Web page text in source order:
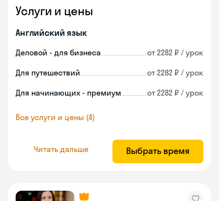
Услуги и цены
Английский язык
Деловой - для бизнеса от 2282 ₽ / урок
Для путешествий от 2282 ₽ / урок
Для начинающих - премиум от 2282 ₽ / урок
Все услуги и цены (4)
Читать дальше Выбрать время